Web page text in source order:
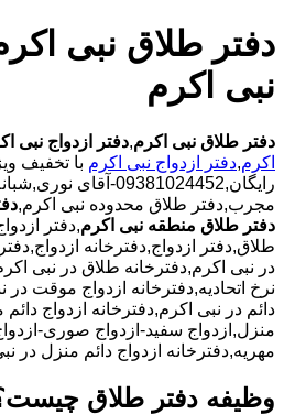
دفتر طلاق نبی
نبی اکرم
دفتر طلاق نبی اکرم,دفتر ازدواج نبی
اکرم,دفتر ازدواج نبی اکرم با تخفیف
رایگان,09381024452-
مجرب,دفتر طلاق محدوده نبی اکرم,
دفتر طلاق منطقه نبی اکرم,دفتر
طلاق,دفتر ازدواج,دفترخانه
در نبی اکرم,دفترخانه طلاق در نبی
نرخ اتحادیه,دفترخانه ازدواج موقت در
دائم در نبی اکرم,دفترخانه ازدواج
منزل,ازدواج سفید-ازدواج صوری-
مهریه,دفترخانه ازدواج دائم منزل در
وظیفه دفتر طلاق